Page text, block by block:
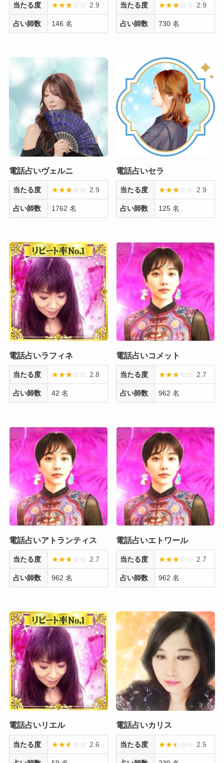
当たる度 ★★★
☆☆ ☆ 2.9
占い師数 146 名
当たる度 ★★★
☆☆ ☆ 2.9
占い師数 730 名
電話占いヴェルニ
当たる度 ★★★
☆☆ ☆ 2.9
占い師数 1762 名
電話占いセラ
当たる度 ★★★
☆☆ ☆ 2.9
占い師数 125 名
電話占いラフィネ
当たる度 ★★★
☆ ☆ ☆ 2.8
占い師数 42 名
電話占いコメット
当たる度 ★★★
☆ ☆ ☆ 2.7
占い師数 962 名
電話占いアトランティス
当たる度 ★★★
☆ ☆ ☆ 2.7
占い師数 962 名
電話占いエトワール
当たる度 ★★★
☆ ☆ ☆ 2.7
占い師数 962 名
電話占いリエル
当たる度 ★★★
☆ ☆ ☆ 2.6
電話占いカリス
当たる度 ★★★
☆ ☆ ☆ 2.5